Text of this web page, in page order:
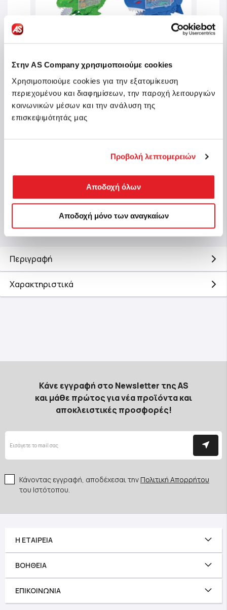
Στην AS Company χρησιμοποιούμε cookies
Χρησιμοποιούμε cookies για την εξατομίκευση
περιεχομένου και διαφημίσεων, την παροχή λειτουργιών
κοινωνικών μέσων και την ανάλυση της
επισκεψιμότητάς μας
Προβολή λεπτομερειών
Αποδοχή όλων
Αποδοχή μόνο των αναγκαίων
Teamsterz Beast Machines Dino
Destroyer & Shark Destroyer Θήκη
Οχημάτων Με 2 Οχήματα &
Αξεσουάρ Για 3+ Χρονών
Κωδ.: 7535-14100
Άμεσα διαθέσιμο
Αγορά
Κωδ.:
Περιγραφή
Χαρακτηριστικά
Κάνε εγγραφή στο Newsletter της AS
και μάθε πρώτος για νέα προϊόντα και
αποκλειστικές προσφορές!
Κάνοντας εγγραφή, αποδέχεσαι τηνΠολιτική Απορρήτου
του Ιστότοπου.
Η ΕΤΑΙΡΕΊΑ
ΒΟΉΘΕΙΑ
ΕΠΙΚΟΙΝΩΝΊΑ